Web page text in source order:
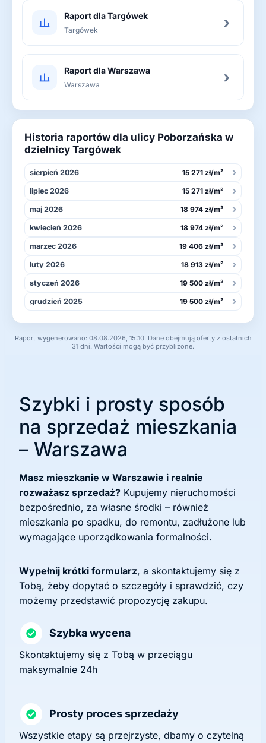
Raport dla Targówek
Targówek ›
Raport dla Warszawa
Warszawa ›
Historia raportów dla ulicy Poborzańska w
dzielnicy Targówek
sierpień 2026 15 271 zł/m² ›
lipiec 2026 15 271 zł/m² ›
maj 2026 18 974 zł/m² ›
kwiecień 2026 18 974 zł/m² ›
marzec 2026 19 406 zł/m² ›
luty 2026 18 913 zł/m² ›
styczeń 2026 19 500 zł/m² ›
grudzień 2025 19 500 zł/m² ›
Raport wygenerowano: 08.08.2026, 15:10. Dane obejmują oferty z ostatnich
31 dni. Wartości mogą być przybliżone.
Szybki i prosty sposób
na sprzedaż mieszkania
– Warszawa
Masz mieszkanie w Warszawie i realnie
rozważasz sprzedaż? Kupujemy nieruchomości
bezpośrednio, za własne środki – również
mieszkania po spadku, do remontu, zadłużone lub
wymagające uporządkowania formalności.
Wypełnij krótki formularz, a skontaktujemy się z
Tobą, żeby dopytać o szczegóły i sprawdzić, czy
możemy przedstawić propozycję zakupu.
Szybka wycena
Skontaktujemy się z Tobą w przeciągu
maksymalnie 24h
Prosty proces sprzedaży
Wszystkie etapy są przejrzyste, dbamy o czytelną